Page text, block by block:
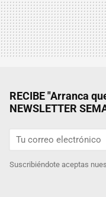
RECIBE "Arranca
NEWSLETTER
Suscribiéndote aceptas